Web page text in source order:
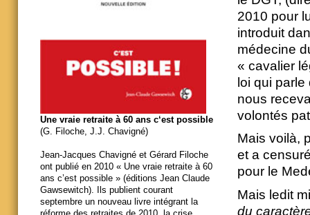
2010 pour
introduit
médecine
« cavalier
loi qui parle
nous
volontés
Mais voilà,
et a
pour le
Mais ledit
du
Une vraie retraite à 60 ans c‘est possible
(G. Filoche, J.J. Chavigné)
Jean-Jacques Chavigné et Gérard Filoche
ont publié en 2010 « Une vraie retraite à 60
ans c’est possible » (éditions Jean Claude
Gawsewitch). Ils publient courant
septembre un nouveau livre intégrant la